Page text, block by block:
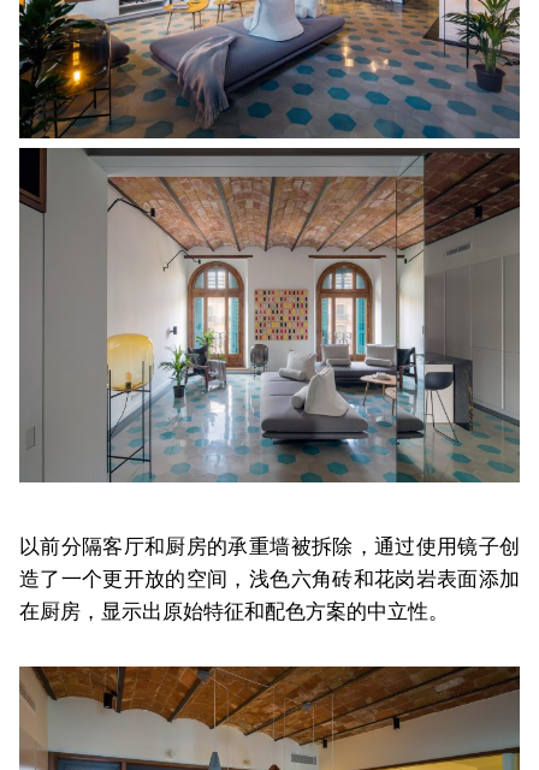
以前分隔客厅和厨房的承重墙被拆除，通过使用镜子创
造了一个更开放的空间，浅色六角砖和花岗岩表面添加
在厨房，显示出原始特征和配色方案的中立性。